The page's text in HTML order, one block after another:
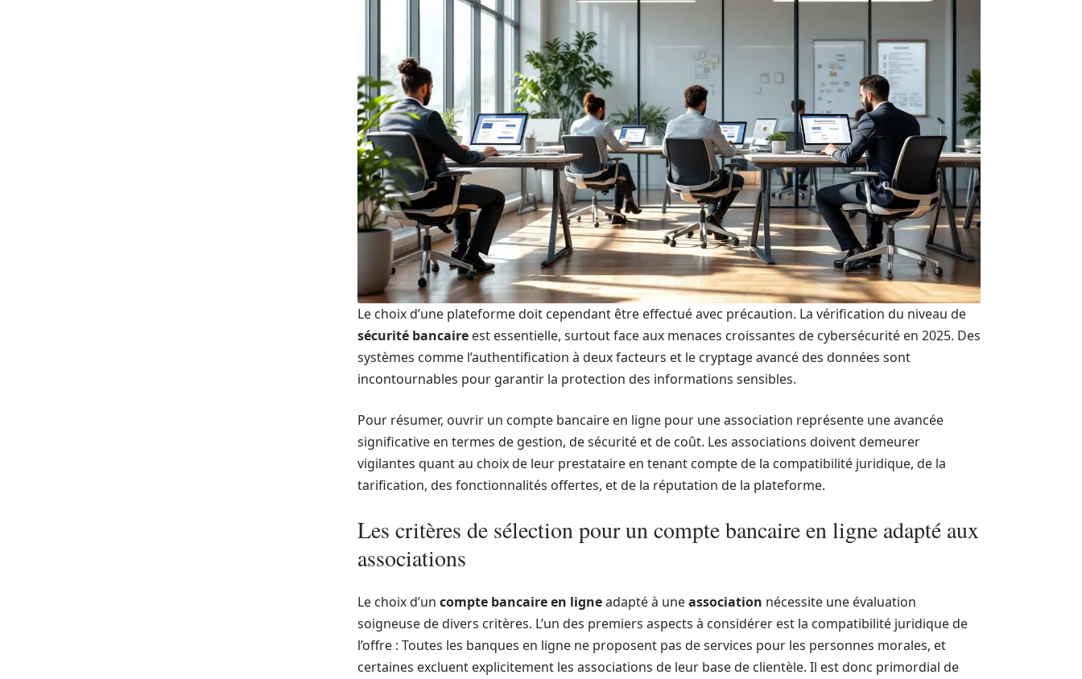
Le choix d’une plateforme doit cependant être effectué avec précaution. La vérification du niveau de
sécurité bancaire est essentielle, surtout face aux menaces croissantes de cybersécurité en 2025. Des
systèmes comme l’authentification à deux facteurs et le cryptage avancé des données sont
incontournables pour garantir la protection des informations sensibles.
Pour résumer, ouvrir un compte bancaire en ligne pour une association représente une avancée
significative en termes de gestion, de sécurité et de coût. Les associations doivent demeurer
vigilantes quant au choix de leur prestataire en tenant compte de la compatibilité juridique, de la
tarification, des fonctionnalités offertes, et de la réputation de la plateforme.
Les critères de sélection pour un compte bancaire en ligne adapté aux
associations
Le choix d’un compte bancaire en ligneadapté à uneassociation nécessite une évaluation
soigneuse de divers critères. L’un des premiers aspects à considérer est la compatibilité juridique de
l’offre : Toutes les banques en ligne ne proposent pas de services pour les personnes morales, et
certaines excluent explicitement les associations de leur base de clientèle. Il est donc primordial de